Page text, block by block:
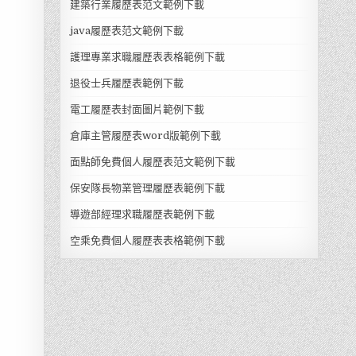
建築行業履歷表范文範例下載
java履歷表范文範例下載
護理專業求職履歷表表格範例下載
退役士兵履歷表範例下載
電工履歷表封面圖片範例下載
倉庫主管履歷表word版範例下載
面點師免費個人履歷表范文範例下載
保安隊長物業管理履歷表範例下載
導遊部經理求職履歷表範例下載
空乘免費個人履歷表表格範例下載